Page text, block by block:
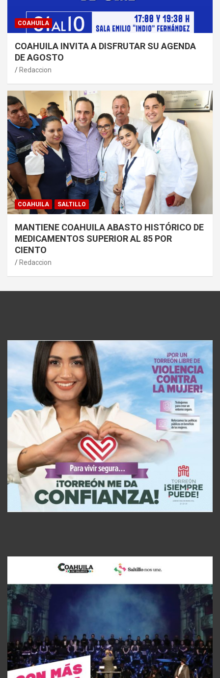
COAHUILA
COAHUILA INVITA A DISFRUTAR SU AGENDA
DE AGOSTO
Redaccion
COAHUILA SALTILLO
MANTIENE COAHUILA ABASTO HISTÓRICO DE
MEDICAMENTOS SUPERIOR AL 85 POR
CIENTO
Redaccion